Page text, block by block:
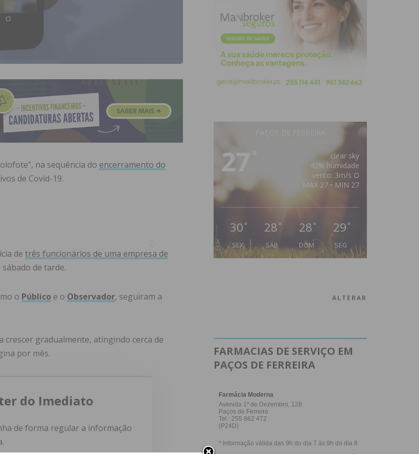
na sequência do encerramento do
de Covid-19.
de três funcionários de uma empresa de
de tarde.
o Público e o Observador, seguiram a
gradualmente, atingindo cerca de
por mês.
do Imediato
de forma regular a informação
27
clear sky
42% humidade
vento: 3m/s O
MAX 27 • MIN 27
30 °
SEX
28 °
SÁB
28 °
DOM
29 °
SEG
ALTERAR
FARMACIAS DE SERVIÇO EM
PAÇOS DE FERREIRA